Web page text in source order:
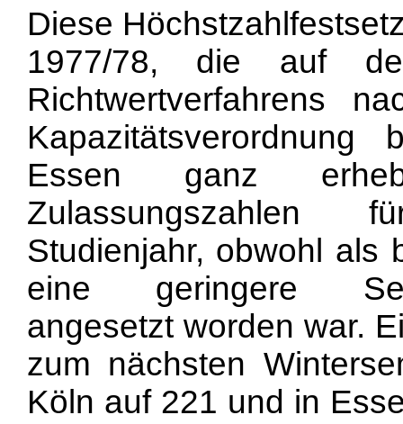
Diese
1977/78, die auf
Richtwertverfahrens
Essen ganz
Zulassungszahlen
Studienjahr, obwohl als
eine geringere
angesetzt worden war.
zum nächsten
Köln auf 221 und in